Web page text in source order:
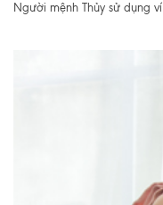
Người mệnh Thủy sử dụng